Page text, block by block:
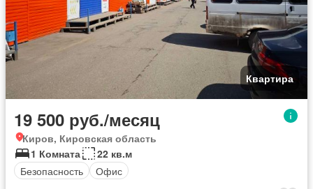
Квартира
19 500 руб./месяц
Киров, Кировская область
1 Комната
22 кв.м
Безопасность
Офис